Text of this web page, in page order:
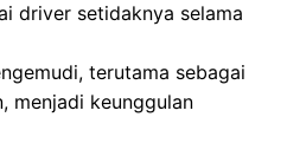
driver setidaknya selama
terutama sebagai
menjadi keunggulan